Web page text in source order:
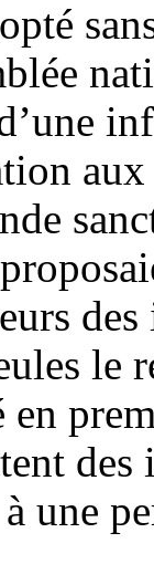
le
des
une